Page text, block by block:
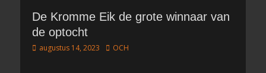
De Kromme Eik de grote winnaar van
de optocht
Geplaatst
augustus 14, 2023 Auteur
OCH